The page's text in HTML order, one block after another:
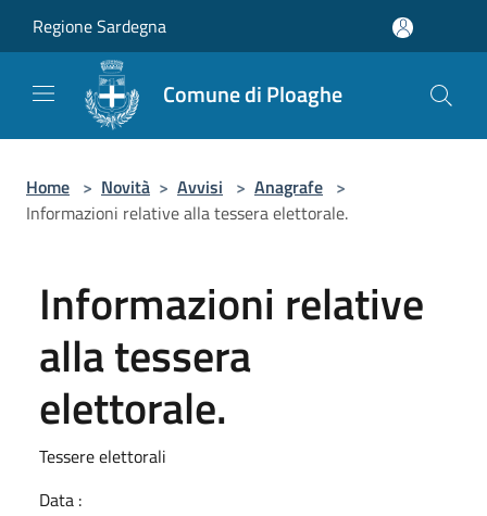
Regione Sardegna
Comune di Ploaghe
Home > Novità > Avvisi > Anagrafe >
Informazioni relative alla tessera elettorale.
Informazioni relative
alla tessera
elettorale.
Tessere elettorali
Data :